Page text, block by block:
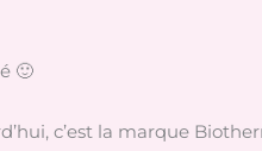
🙂
c’est la marque